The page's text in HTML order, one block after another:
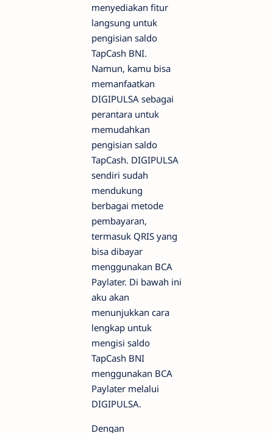
menyediakan fitur
langsung untuk
pengisian saldo
TapCash BNI.
Namun, kamu bisa
memanfaatkan
DIGIPULSA sebagai
perantara untuk
memudahkan
pengisian saldo
TapCash. DIGIPULSA
sendiri sudah
mendukung
berbagai metode
pembayaran,
termasuk QRIS yang
bisa dibayar
menggunakan BCA
Paylater. Di bawah ini
aku akan
menunjukkan cara
lengkap untuk
mengisi saldo
TapCash BNI
menggunakan BCA
Paylater melalui
DIGIPULSA.
Dengan